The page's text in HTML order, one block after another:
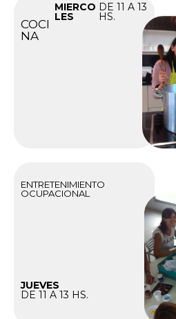
COCI
NA
MIERCO
LES
DE 11 A 13
HS.
ENTRETENIMIENTO
OCUPACIONAL
JUEVES
DE 11 A 13 HS.